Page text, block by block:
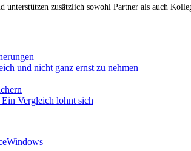
zusätzlich sowohl Partner als auch
und nicht ganz ernst zu nehmen
Vergleich lohnt sich
Windows